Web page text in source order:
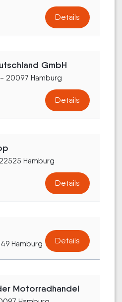
Details
GmbH
20097 Hamburg
Details
Hamburg
Details
Hamburg Details
Motorradhandel